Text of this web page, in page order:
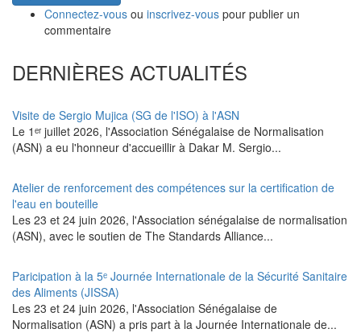
Connectez-vous ou inscrivez-vous pour publier un
commentaire
DERNIÈRES ACTUALITÉS
Visite de Sergio Mujica (SG de l'ISO) à l'ASN
Le 1ᵉʳ juillet 2026, l'Association Sénégalaise de Normalisation
(ASN) a eu l'honneur d'accueillir à Dakar M. Sergio...
Atelier de renforcement des compétences sur la certification de
l'eau en bouteille
Les 23 et 24 juin 2026, l'Association sénégalaise de normalisation
(ASN), avec le soutien de The Standards Alliance...
Paricipation à la 5ᵉ Journée Internationale de la Sécurité Sanitaire
des Aliments (JISSA)
‎Les 23 et 24 juin 2026, l'Association Sénégalaise de
Normalisation (ASN) a pris part à la Journée Internationale de...